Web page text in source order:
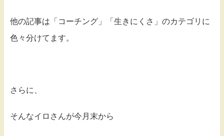
他の記事は「コーチング」「生きにくさ」のカテゴリに
色々分けてます。
さらに、
そんなイロさんが今月末から